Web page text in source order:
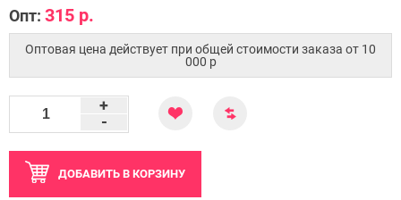
Опт: 315 р.
Оптовая цена действует при общей стоимости заказа от 10
000 p
-
+
ДОБАВИТЬ В КОРЗИНУ